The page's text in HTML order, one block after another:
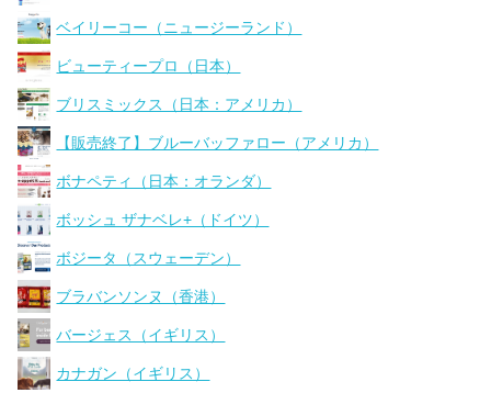
ベイリーコー（ニュージーランド）
ビューティープロ（日本）
ブリスミックス（日本：アメリカ）
【販売終了】ブルーバッファロー（アメリカ）
ボナペティ（日本：オランダ）
ボッシュ ザナベレ+（ドイツ）
ボジータ（スウェーデン）
ブラバンソンヌ（香港）
バージェス（イギリス）
カナガン（イギリス）